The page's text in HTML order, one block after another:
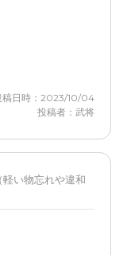
いと思うし、個
が狭いし、道路
見えにくい）。
してもらって、
勉強になり、助
いと思います
て
応していだき、
稿日時：2023/10/04
投稿者：武将
い物忘れや違和